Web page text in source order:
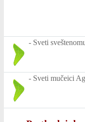
- Sveti
- Sveti mučeici